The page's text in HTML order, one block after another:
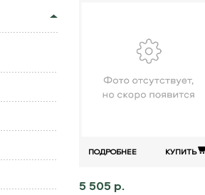
ПОДРОБНЕЕ КУПИТЬ
5 505 р.